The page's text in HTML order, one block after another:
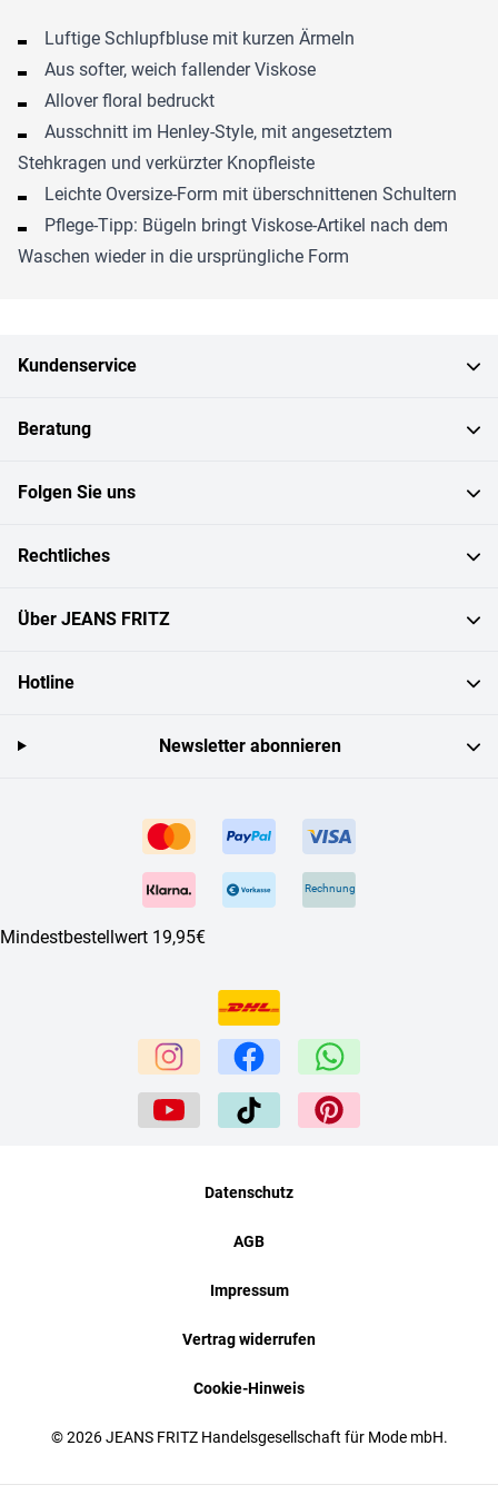
Luftige Schlupfbluse mit kurzen Ärmeln
Aus softer, weich fallender Viskose
Allover floral bedruckt
Ausschnitt im Henley-Style, mit angesetztem
Stehkragen und verkürzter Knopfleiste
Leichte Oversize-Form mit überschnittenen Schultern
Pflege-Tipp: Bügeln bringt Viskose-Artikel nach dem
Waschen wieder in die ursprüngliche Form
Kundenservice
Beratung
Folgen Sie uns
Rechtliches
Über JEANS FRITZ
Hotline
Rechnung
Mindestbestellwert 19,95€
Newsletter abonnieren
© 2026 JEANS FRITZ Handelsgesellschaft für Mode mbH.
Datenschutz
AGB
Impressum
Vertrag widerrufen
Cookie-Hinweis